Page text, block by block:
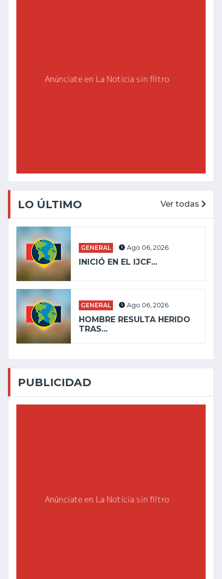
LO ÚLTIMO Ver todas
GENERAL Ago 06, 2026
INICIÓ EN EL IJCF...
GENERAL Ago 06, 2026
HOMBRE RESULTA HERIDO
TRAS...
PUBLICIDAD